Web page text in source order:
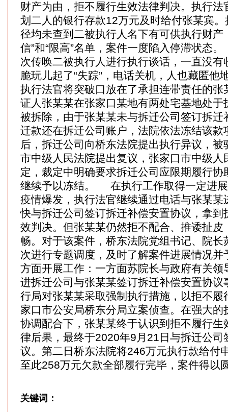
财产为由，拒不履行生效法律判决。执行法
划二人的银行存款12万元及时给付张某宾
径均未查到二被执行人名下有可供执行财产
信”和“限高”名单，案件一度陷入停滞状态
次传唤二被执行人进行执行谈话，一直没有
脆玩儿起了“失踪”，电话关机，人也藏匿他
执行法官将突破口放在了承担连带责任的张
证人张某某在张家口某地有两处宅基地处于
被拆除，由于张某某未与拆迁公司签订拆迁
迁款还在拆迁公司账户，法院依法冻结该款
后，拆迁公司向桥东法院提出执行异议，被
市中级人民法院提出复议，张家口市中级人
定，裁定中明确要求拆迁公司应限期履行协
继续予以冻结。 在执行工作取得一定进
疫情爆发，执行法官继续通过电话与张某某
快与拆迁公司签订拆迁补偿安置协议，拿到
效判决。但张某某仍然拒不配合、推诿扯皮
畅。对于该案件，桥东法院党组书记、院长
次进行专题调度，及时了解案件进展情况并
方面开展工作：一方面苏院长与政府有关领
进拆迁公司与张某某签订拆迁补偿安置协议
行局对张某某采取强制执行措施，以拒不履
家口市公安局桥东分局立案侦查。在强大的
协调配合下，张某某终于认识到拒不履行生
律后果，最终于2020年9月21日与拆迁公司
议。第二日桥东法院将246万元执行款给付
至此258万元欠款全部履行完毕，案件得以
关键词：